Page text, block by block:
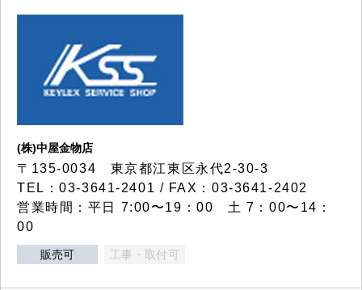
(株)中屋金物店
〒135-0034 東京都江東区永代2-30-3
TEL：03-3641-2401 / FAX：03-3641-2402
営業時間：平日 7:00〜19：00 土 7：00〜14：
00
販売可 工事・取付可